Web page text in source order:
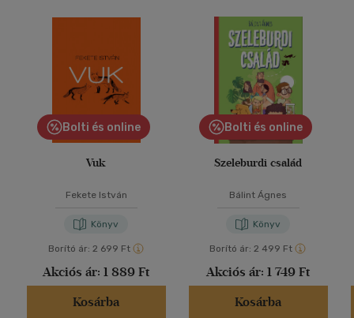
Bolti és online
Vuk
Fekete István
Könyv
Borító ár: 2 699 Ft
Akciós ár: 1 889 Ft
Kosárba
Bolti és online
Szeleburdi család
Bálint Ágnes
Könyv
Borító ár: 2 499 Ft
Akciós ár: 1 749 Ft
Kosárba